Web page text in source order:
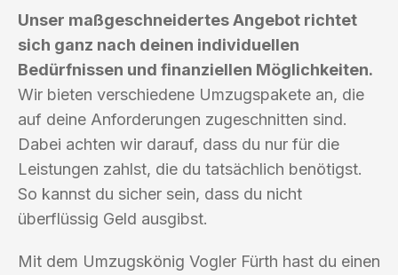
Unser maßgeschneidertes Angebot richtet
sich ganz nach deinen individuellen
Bedürfnissen und finanziellen Möglichkeiten.
Wir bieten verschiedene Umzugspakete an, die
auf deine Anforderungen zugeschnitten sind.
Dabei achten wir darauf, dass du nur für die
Leistungen zahlst, die du tatsächlich benötigst.
So kannst du sicher sein, dass du nicht
überflüssig Geld ausgibst.
Mit dem Umzugskönig Vogler Fürth hast du einen